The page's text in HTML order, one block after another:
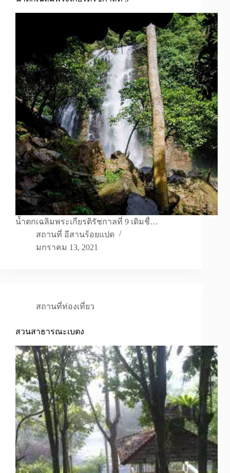
น้ำตกเฉลิมพระเกียรติรัชกาลที่ 9 เดิมชื่…
สถานที่ อีสานร้อยแปด
มกราคม 13, 2021
สถานที่ท่องเที่ยว
สวนสาธารณะเบตง